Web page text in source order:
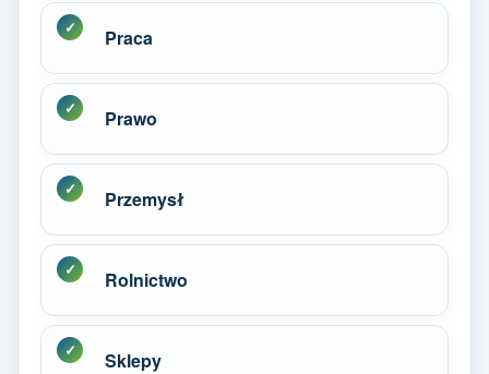
Praca
Prawo
Przemysł
Rolnictwo
Sklepy